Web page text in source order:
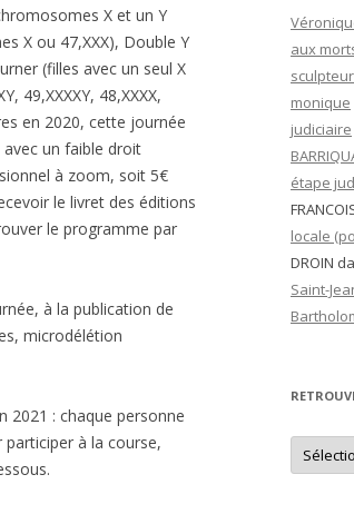
X et un Y
X ou 47,XXX), Double Y
(filles avec un seul X
49,XXXXY, 48,XXXX,
en 2020, cette journée
avec un faible droit
à zoom, soit 5€
le livret des éditions
le programme par
à la publication de
microdélétion
2021 : chaque personne
à la course,
aux
monique
judiciaire
étape
locale
DROIN
Saint-
un
article